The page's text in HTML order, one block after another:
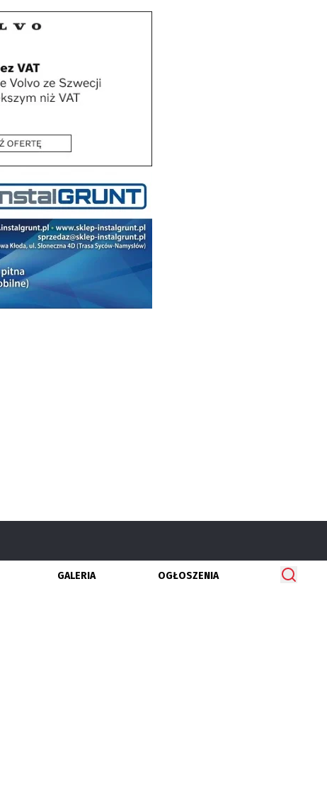
GALERIA OGŁOSZENIA